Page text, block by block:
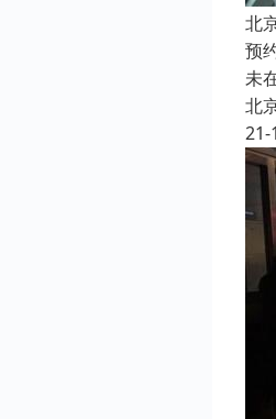
北
预
未
北
21-